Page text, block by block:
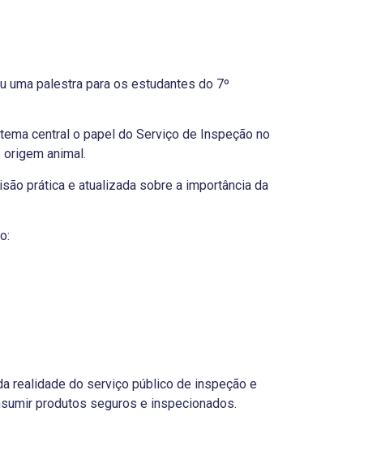
uma palestra para os estudantes do 7º
central o papel do Serviço de Inspeção no
animal.
prática e atualizada sobre a importância da
realidade do serviço público de inspeção e
produtos seguros e inspecionados.